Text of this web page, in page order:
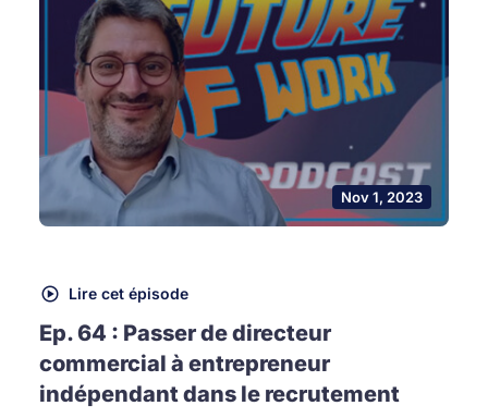
Nov 1, 2023
Lire cet épisode
Ep. 64 : Passer de directeur
commercial à entrepreneur
indépendant dans le recrutement